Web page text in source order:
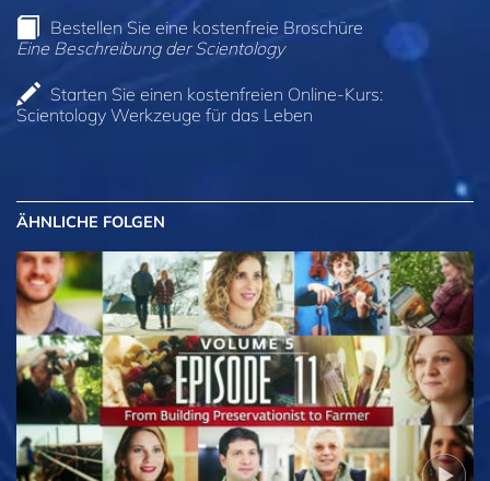
Bestellen Sie eine kostenfreie Broschüre
Eine Beschreibung der Scientology
Starten Sie einen kostenfreien Online-Kurs:
Scientology Werkzeuge für das Leben
ÄHNLICHE FOLGEN